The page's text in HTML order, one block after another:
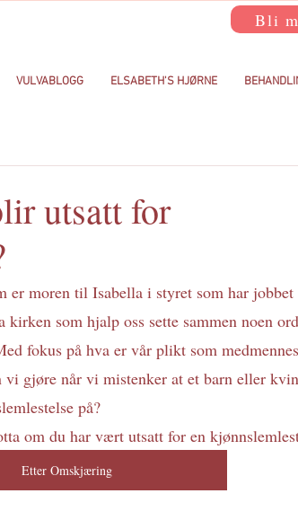
Bli
VULVABLOGG ELSABETH'S HJØRNE
utsatt for
som hjalp oss sette sammen noen
fokus på hva er vår plikt som
vi gjøre når vi mistenker at et barn eller
på?
om du har vært utsatt for en
Etter Omskjæring